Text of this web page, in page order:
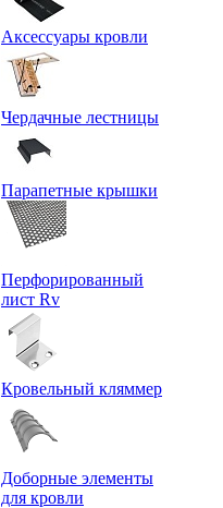
Аксессуары кровли
Чердачные лестницы
Парапетные крышки
Перфорированный
лист Rv
Кровельный кляммер
Доборные элементы
для кровли